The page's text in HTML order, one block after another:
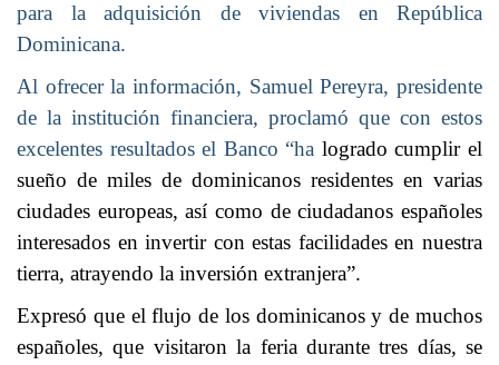
para la adquisición de viviendas en República
Dominicana.
Al ofrecer la información, Samuel Pereyra, presidente
de la institución financiera, proclamó que con estos
excelentes resultados el Banco “ha logrado cumplir el
sueño de miles de dominicanos residentes en varias
ciudades europeas, así como de ciudadanos españoles
interesados en invertir con estas facilidades en nuestra
tierra, atrayendo la inversión extranjera”.
Expresó que el flujo de los dominicanos y de muchos
españoles, que visitaron la feria durante tres días, se